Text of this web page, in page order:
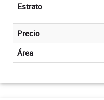
Estrato
Precio
Área